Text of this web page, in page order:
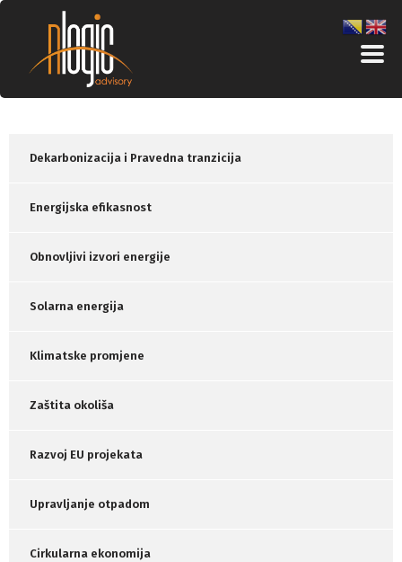
Dekarbonizacija i Pravedna tranzicija
Energijska efikasnost
Obnovljivi izvori energije
Solarna energija
Klimatske promjene
Zaštita okoliša
Razvoj EU projekata
Upravljanje otpadom
Cirkularna ekonomija